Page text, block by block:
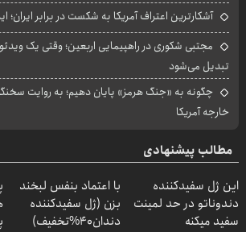
آشکارترین اعتراف آمریکا به شکست در برابر ایران؛
مجتبی شکوری در راهپیمایی اربعین؛ وقتی یک ویدئو
تبدیل می‌شود
چگونه به «جنگ هرمز» پایان دهیم؛ به روایت
خارجه آمریکا
مطالب پیشنهادی
این ژل سفیدکننده
دندوناتو در حد لمینت
سفید میکنه
با اعتماد بنفس لبخند
بزن (ژل سفیدکننده
دندان40%تخفیف)